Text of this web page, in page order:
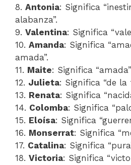
8. Antonia: Significa
alabanza”.
9. Valentina: Significa
10. Amanda: Significa
amada”.
11. Maite: Significa
12. Julieta: Significa “de la
13. Renata: Significa
14. Colomba: Significa
15. Eloísa: Significa
16. Monserrat: Significa
17. Catalina: Significa
18. Victoria: Significa